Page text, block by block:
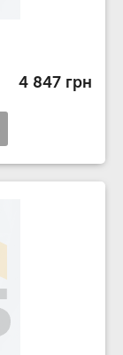
4 847 грн